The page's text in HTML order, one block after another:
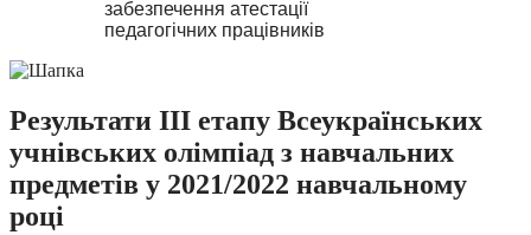
забезпечення атестації
педагогічних працівників
Результати ІІІ етапу Всеукраїнських
учнівських олімпіад з навчальних
предметів у 2021/2022 навчальному
році